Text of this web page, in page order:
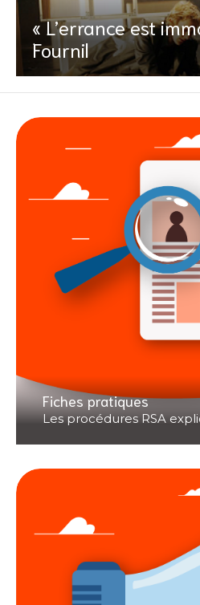
« L’errance est
Fournil
Fiches pratiques
Les procédures RSA